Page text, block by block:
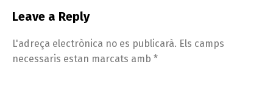
Leave a Reply
L'adreça electrònica no es publicarà. Els camps
necessaris estan marcats amb *